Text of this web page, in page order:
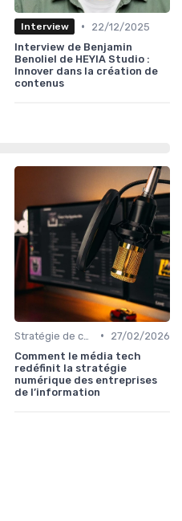
Interview •
22/12/2025
Interview de Benjamin
Benoliel de HEYIA Studio :
Innover dans la création de
contenus
•
27/02/2026
Comment le média tech
redéfinit la stratégie
numérique des entreprises
de l’information